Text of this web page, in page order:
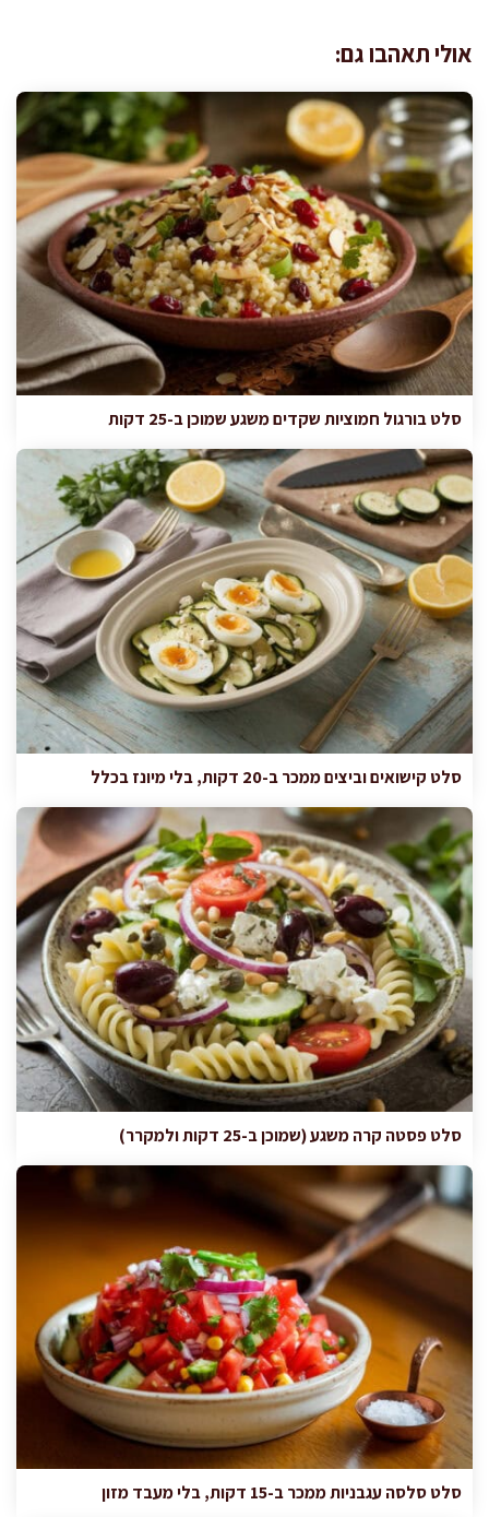
אולי תאהבו גם:
סלט בורגול חמוציות שקדים משגע שמוכן ב-25 דקות
סלט קישואים וביצים ממכר ב-20 דקות, בלי מיונז בכלל
סלט פסטה קרה משגע (שמוכן ב-25 דקות ולמקרר)
סלט סלסה עגבניות ממכר ב-15 דקות, בלי מעבד מזון